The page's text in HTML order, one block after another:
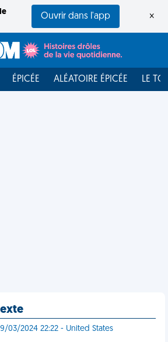
Ouvrir dans l'app ×
ÉPICÉE ALÉATOIRE ÉPICÉE LE
03/2024 22:22 - United States